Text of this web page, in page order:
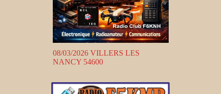
08/03/2026 VILLERS LES
NANCY 54600